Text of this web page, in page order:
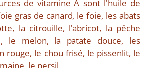
de vitamine A sont l'huile de
gras de canard, le foie, les abats
la citrouille, l'abricot, la pêche
le melon, la patate douce, les
rouge, le chou frisé, le pissenlit, le
le persil.